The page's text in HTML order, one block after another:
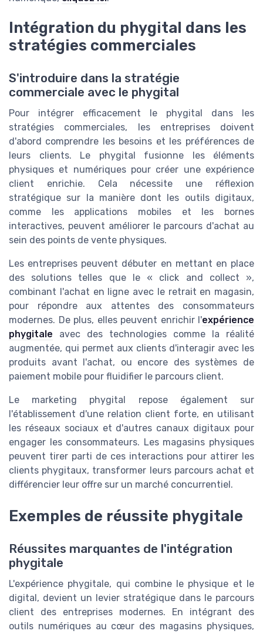
Intégration du phygital dans les
stratégies commerciales
S'introduire dans la stratégie
commerciale avec le phygital
Pour intégrer efficacement le phygital dans les
stratégies commerciales, les entreprises doivent
d'abord comprendre les besoins et les préférences de
leurs clients. Le phygital fusionne les éléments
physiques et numériques pour créer une expérience
client enrichie. Cela nécessite une réflexion
stratégique sur la manière dont les outils digitaux,
comme les applications mobiles et les bornes
interactives, peuvent améliorer le parcours d'achat au
sein des points de vente physiques.
Les entreprises peuvent débuter en mettant en place
des solutions telles que le « click and collect »,
combinant l'achat en ligne avec le retrait en magasin,
pour répondre aux attentes des consommateurs
modernes. De plus, elles peuvent enrichir l'expérience
phygitale avec des technologies comme la réalité
augmentée, qui permet aux clients d'interagir avec les
produits avant l'achat, ou encore des systèmes de
paiement mobile pour fluidifier le parcours client.
Le marketing phygital repose également sur
l'établissement d'une relation client forte, en utilisant
les réseaux sociaux et d'autres canaux digitaux pour
engager les consommateurs. Les magasins physiques
peuvent tirer parti de ces interactions pour attirer les
clients phygitaux, transformer leurs parcours achat et
différencier leur offre sur un marché concurrentiel.
Exemples de réussite phygitale
Réussites marquantes de l'intégration
phygitale
L'expérience phygitale, qui combine le physique et le
digital, devient un levier stratégique dans le parcours
client des entreprises modernes. En intégrant des
outils numériques au cœur des magasins physiques,